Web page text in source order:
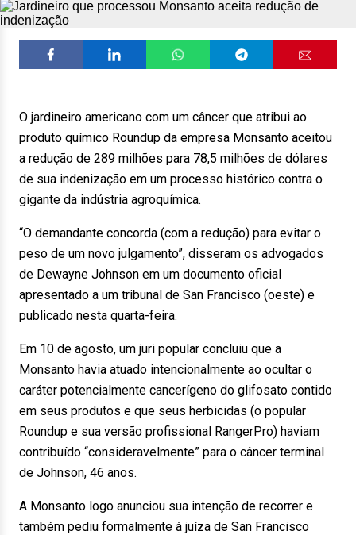
O jardineiro americano com um câncer que atribui ao
produto químico Roundup da empresa Monsanto aceitou
a redução de 289 milhões para 78,5 milhões de dólares
de sua indenização em um processo histórico contra o
gigante da indústria agroquímica.
“O demandante concorda (com a redução) para evitar o
peso de um novo julgamento”, disseram os advogados
de Dewayne Johnson em um documento oficial
apresentado a um tribunal de San Francisco (oeste) e
publicado nesta quarta-feira.
Em 10 de agosto, um juri popular concluiu que a
Monsanto havia atuado intencionalmente ao ocultar o
caráter potencialmente cancerígeno do glifosato contido
em seus produtos e que seus herbicidas (o popular
Roundup e sua versão profissional RangerPro) haviam
contribuído “consideravelmente” para o câncer terminal
de Johnson, 46 anos.
A Monsanto logo anunciou sua intenção de recorrer e
também pediu formalmente à juíza de San Francisco